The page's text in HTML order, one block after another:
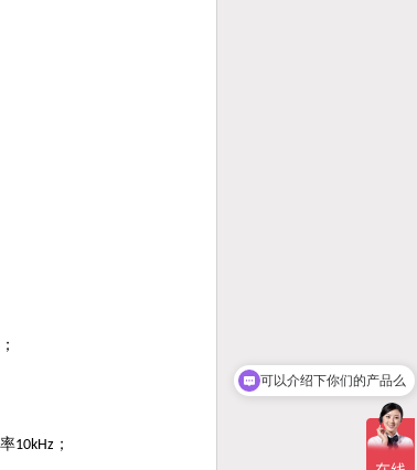
10kHz ；
你们是怎么收费的呢